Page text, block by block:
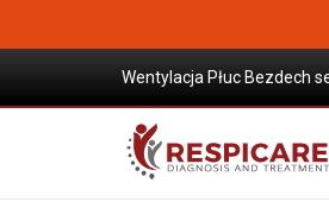
Wentylacja Płuc Bezdech
Wysokoprzepływowa
Know-how
Bezdech –